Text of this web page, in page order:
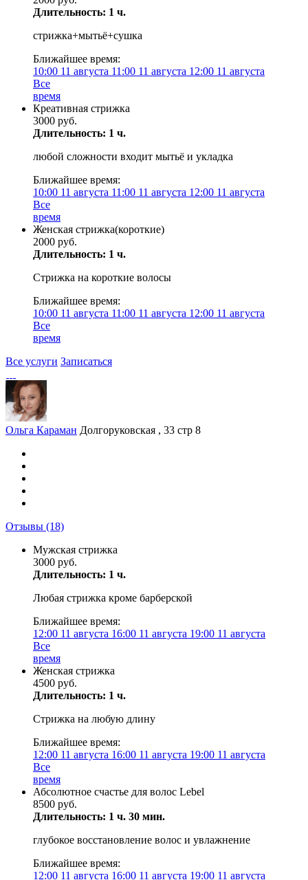
Длительность: 1 ч.
стрижка+мытьё+сушка
Ближайшее время:
10:00 11 августа 11:00 11 августа 12:00 11 августа
Все
время
Креативная стрижка
3000 руб.
Длительность: 1 ч.
любой сложности входит мытьё и укладка
Ближайшее время:
10:00 11 августа 11:00 11 августа 12:00 11 августа
Все
время
Женская стрижка(короткие)
2000 руб.
Длительность: 1 ч.
Стрижка на короткие волосы
Ближайшее время:
10:00 11 августа 11:00 11 августа 12:00 11 августа
Все
время
Все услуги Записаться
Ольга Караман Долгоруковская , 33 стр 8
Отзывы (18)
Мужская стрижка
3000 руб.
Длительность: 1 ч.
Любая стрижка кроме барберской
Ближайшее время:
12:00 11 августа 16:00 11 августа 19:00 11 августа
Все
время
Женская стрижка
4500 руб.
Длительность: 1 ч.
Стрижка на любую длину
Ближайшее время:
12:00 11 августа 16:00 11 августа 19:00 11 августа
Все
время
Абсолютное счастье для волос Lebel
8500 руб.
Длительность: 1 ч. 30 мин.
глубокое восстановление волос и увлажнение
Ближайшее время:
12:00 11 августа 16:00 11 августа 19:00 11 августа